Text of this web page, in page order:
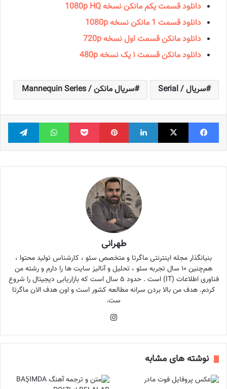
دانلود قسمت یکم مانکن نسخه 1080p HQ
دانلود قسمت 1 مانکن نسخه 1080p
دانلود مانکن قسمت اول نسخه 720p
دانلود مانکن قسمت ۱ یک نسخه 480p
سریال / Serial سریال مانکن / Mannequin Series
فیس بوک X لینکدین ‫پین‌ترست پاکت واتس آپ
طهرانی
بنیانگذار مجله اینترنتی ماگرتا و متخصص سئو ، کارشناس تولید محتوا ،
هم‌چنین ۱۰ سال تجربه سئو ، تحلیل و آنالیز سایت ها را دارم و رشته من
فناوری اطلاعات (IT) است . حدود ۵ سال است که بازاریابی دیجیتال را شروع
کردم. هدف من بالا بردن سرانه مطالعه کشور است و اون هدف الان ماگرتا
ست.
نوشته های مشابه